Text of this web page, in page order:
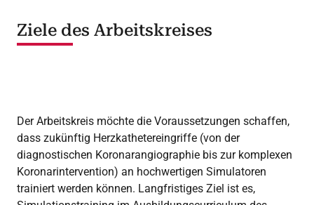
Ziele des Arbeitskreises
Der Arbeitskreis möchte die Voraussetzungen schaffen,
dass zukünftig Herzkathetereingriffe (von der
diagnostischen Koronarangiographie bis zur komplexen
Koronarintervention) an hochwertigen Simulatoren
trainiert werden können. Langfristiges Ziel ist es,